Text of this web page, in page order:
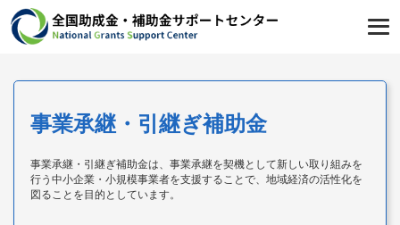
事業承継・引継ぎ補助金
事業承継・引継ぎ補助金は、事業承継を契機として新しい取り組みを
行う中小企業・小規模事業者を支援することで、地域経済の活性化を
図ることを目的としています。